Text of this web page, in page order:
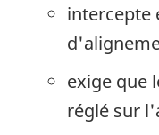
intercepte
exige que
réglé sur